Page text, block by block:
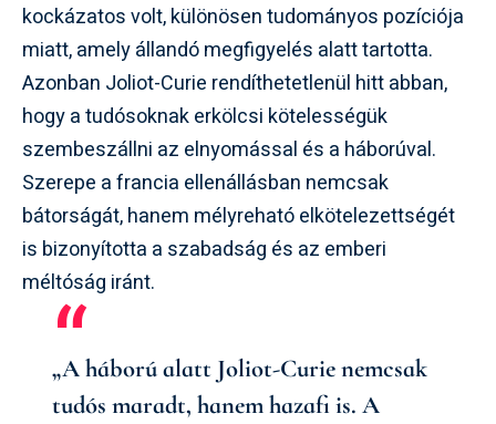
kockázatos volt, különösen tudományos pozíciója
miatt, amely állandó megfigyelés alatt tartotta.
Azonban Joliot-Curie rendíthetetlenül hitt abban,
hogy a tudósoknak erkölcsi kötelességük
szembeszállni az elnyomással és a háborúval.
Szerepe a francia ellenállásban nemcsak
bátorságát, hanem mélyreható elkötelezettségét
is bizonyította a szabadság és az emberi
méltóság iránt.
„A háború alatt Joliot-Curie nemcsak
tudós maradt, hanem hazafi is. A